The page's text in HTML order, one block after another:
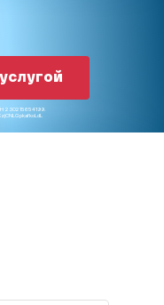
230215654199.